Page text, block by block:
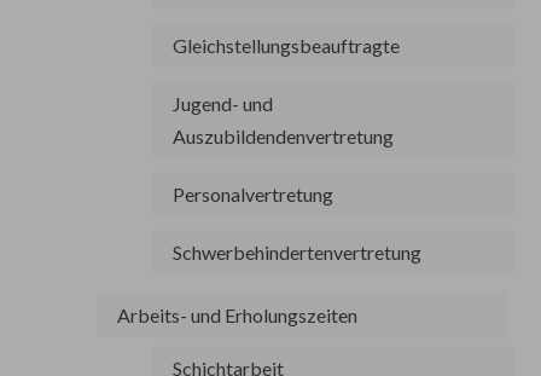
Gleichstellungsbeauftragte
Jugend- und
Auszubildendenvertretung
Personalvertretung
Schwerbehindertenvertretung
Arbeits- und Erholungszeiten
Schichtarbeit